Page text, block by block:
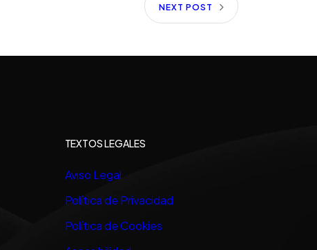
NEXT POST
TEXTOS LEGALES
Aviso Legal
Política de Privacidad
Política de Cookies